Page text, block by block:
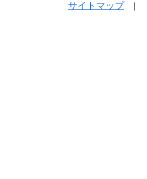
サイトマップ|